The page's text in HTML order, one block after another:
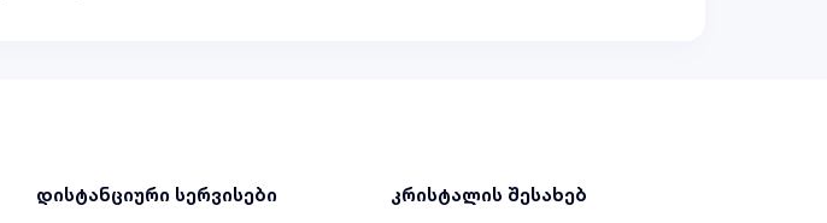
დისტანციური სერვისები კრისტალის შესახებ